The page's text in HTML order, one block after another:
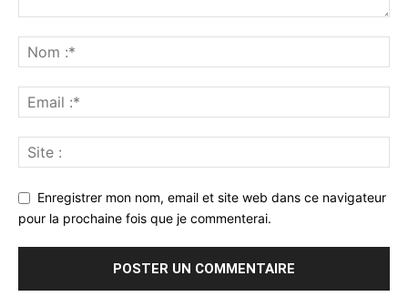
Enregistrer mon nom, email et site web dans ce navigateur
pour la prochaine fois que je commenterai.